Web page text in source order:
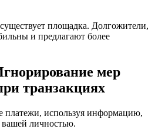
площадка. Долгожители,
и предлагают более
мер
транзакциях
платежи, используя информацию,
личностью.